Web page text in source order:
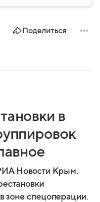
Поделиться
в
Новости Крым.
зоне спецоперации.